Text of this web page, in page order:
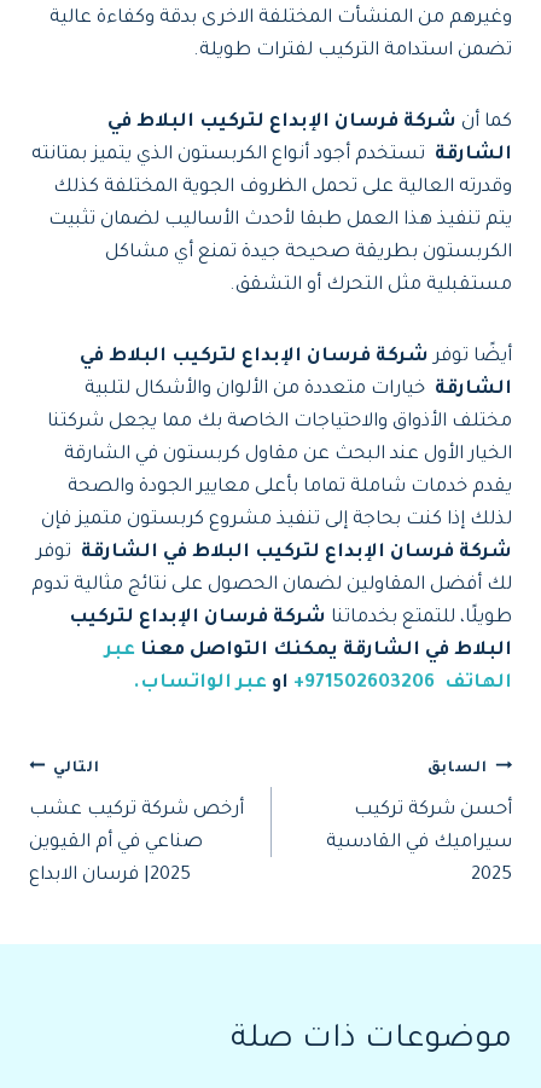
وغيرهم من المنشأت المختلفة الاخرى بدقة وكفاءة عالية
تضمن استدامة التركيب لفترات طويلة.
كما أن شركة فرسان الإبداع لتركيب البلاط في
الشارقة تستخدم أجود أنواع الكربستون الذي يتميز بمتانته
وقدرته العالية على تحمل الظروف الجوية المختلفة كذلك
يتم تنفيذ هذا العمل طبقا لأحدث الأساليب لضمان تثبيت
الكربستون بطريقة صحيحة جيدة تمنع أي مشاكل
مستقبلية مثل التحرك أو التشقق.
أيضًا توفر شركة فرسان الإبداع لتركيب البلاط في
الشارقة خيارات متعددة من الألوان والأشكال لتلبية
مختلف الأذواق والاحتياجات الخاصة بك مما يجعل شركتنا
الخيار الأول عند البحث عن مقاول كربستون في الشارقة
يقدم خدمات شاملة تماما بأعلى معايير الجودة والصحة
لذلك إذا كنت بحاجة إلى تنفيذ مشروع كربستون متميز فإن
شركة فرسان الإبداع لتركيب البلاط في الشارقة توفر
لك أفضل المقاولين لضمان الحصول على نتائج مثالية تدوم
طويلًا، للتمتع بخدماتنا شركة فرسان الإبداع لتركيب
البلاط في الشارقة يمكنك التواصل معنا عبر
الهاتف
او عبر الواتساب.
تصفّح
المقالات
السابق
أحسن شركة تركيب
سيراميك في القادسية
2025
التالي
أرخص شركة تركيب عشب
صناعي في أم القيوين
2025| فرسان الابداع
موضوعات ذات صلة